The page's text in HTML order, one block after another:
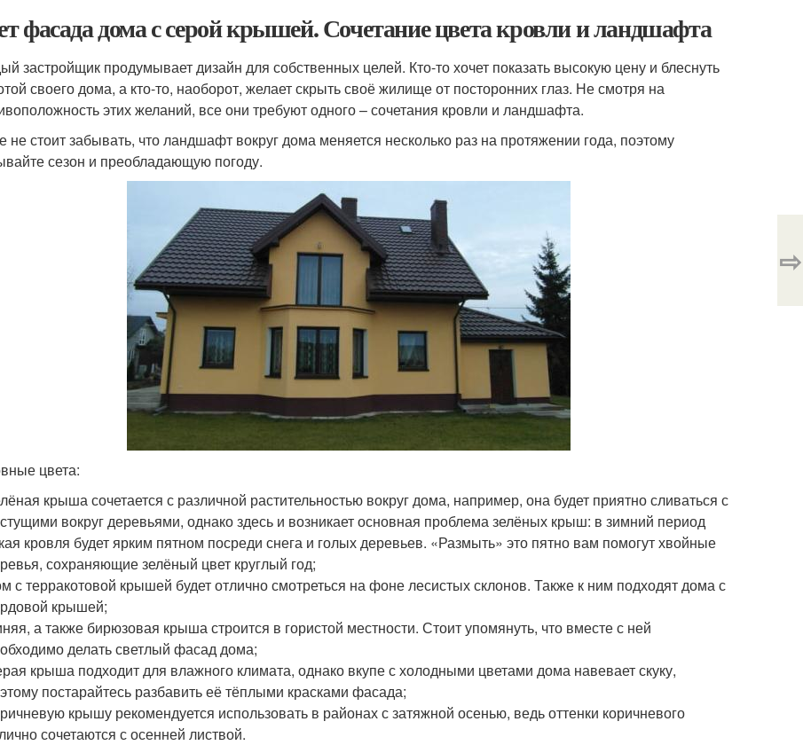
фасада дома с серой крышей. Сочетание цвета кровли и ландшафта
застройщик продумывает дизайн для собственных целей. Кто-то хочет показать высокую цену и блеснуть
своего дома, а кто-то, наоборот, желает скрыть своё жилище от посторонних глаз. Не смотря на
этих желаний, все они требуют одного – сочетания кровли и ландшафта.
не стоит забывать, что ландшафт вокруг дома меняется несколько раз на протяжении года, поэтому
сезон и преобладающую погоду.
цвета:
крыша сочетается с различной растительностью вокруг дома, например, она будет приятно сливаться с
вокруг деревьями, однако здесь и возникает основная проблема зелёных крыш: в зимний период
кровля будет ярким пятном посреди снега и голых деревьев. «Размыть» это пятно вам помогут хвойные
сохраняющие зелёный цвет круглый год;
с терракотовой крышей будет отлично смотреться на фоне лесистых склонов. Также к ним подходят дома с
крышей;
а также бирюзовая крыша строится в гористой местности. Стоит упомянуть, что вместе с ней
делать светлый фасад дома;
крыша подходит для влажного климата, однако вкупе с холодными цветами дома навевает скуку,
постарайтесь разбавить её тёплыми красками фасада;
крышу рекомендуется использовать в районах с затяжной осенью, ведь оттенки коричневого
сочетаются с осенней листвой.
⇨